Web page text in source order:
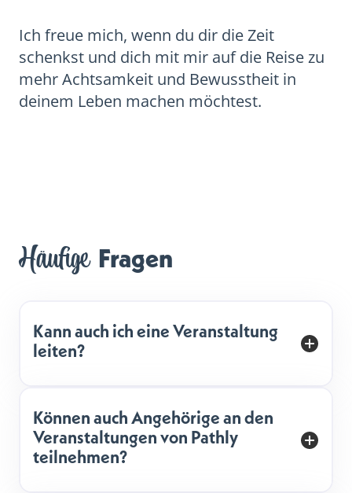
Ich freue mich, wenn du dir die Zeit
schenkst und dich mit mir auf die Reise zu
mehr Achtsamkeit und Bewusstheit in
deinem Leben machen möchtest.
Häufige Fragen
Kann auch ich eine Veranstaltung
leiten?
Können auch Angehörige an den
Veranstaltungen von Pathly
teilnehmen?